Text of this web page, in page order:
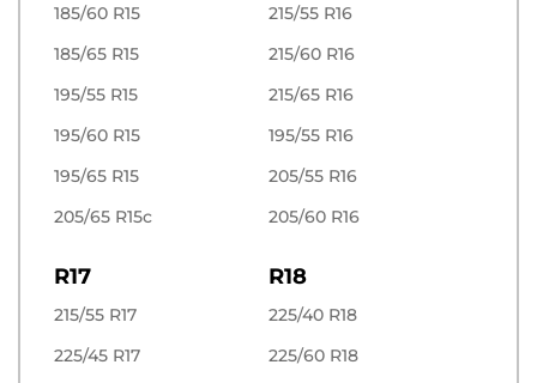
185/60 R15
185/65 R15
195/55 R15
195/60 R15
195/65 R15
205/65 R15c
215/55 R16
215/60 R16
215/65 R16
195/55 R16
205/55 R16
205/60 R16
R17
215/55 R17
225/45 R17
R18
225/40 R18
225/60 R18